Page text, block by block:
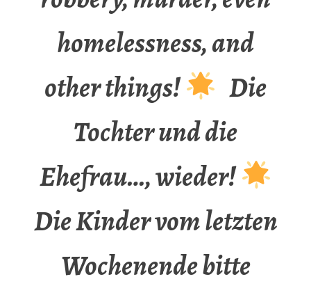
homelessness, and
other things!
Die
Tochter und die
Ehefrau…, wieder!
Die Kinder vom letzten
Wochenende bitte